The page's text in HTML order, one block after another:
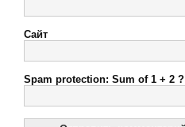
Сайт
Spam protection: Sum of 1 + 2 ?